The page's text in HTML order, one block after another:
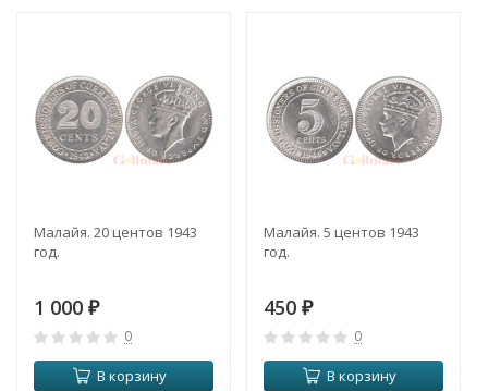
Малайя. 20 центов 1943
год.
1 000 ₽
0
В корзину
Малайя. 5 центов 1943
год.
450 ₽
0
В корзину